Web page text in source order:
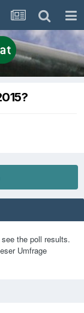
the poll results.
Umfrage